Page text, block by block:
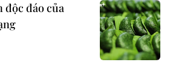
độc đáo của